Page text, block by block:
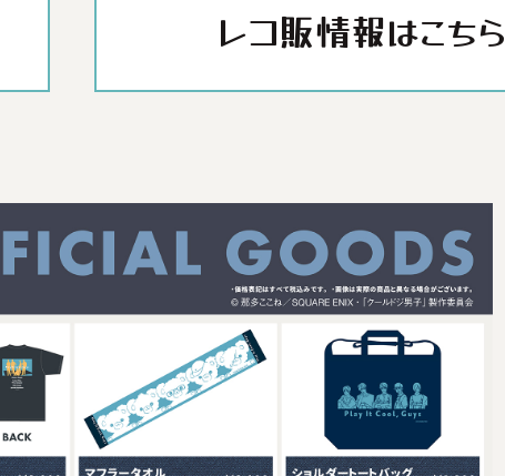
レコ販情報はこちら